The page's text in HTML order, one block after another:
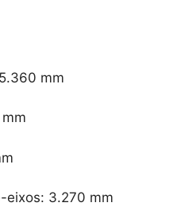
mm
eixos: 3.270 mm